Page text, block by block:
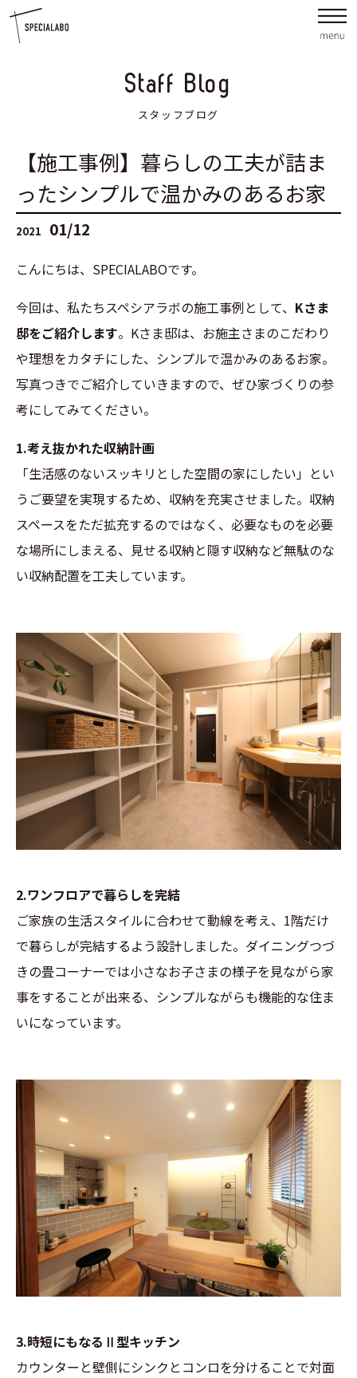
Staff Blog
スタッフブログ
【施工事例】暮らしの工夫が詰ま
ったシンプルで温かみのあるお家
2021 01/12
こんにちは、SPECIALABOです。
今回は、私たちスペシアラボの施工事例として、 Kさま
邸をご紹介します。Kさま邸は、お施主さまのこだわり
や理想をカタチにした、シンプルで温かみのあるお家。
写真つきでご紹介していきますので、ぜひ家づくりの参
考にしてみてください。
1.考え抜かれた収納計画
「生活感のないスッキリとした空間の家にしたい」とい
うご要望を実現するため、収納を充実させました。収納
スペースをただ拡充するのではなく、必要なものを必要
な場所にしまえる、見せる収納と隠す収納など無駄のな
い収納配置を工夫しています。
2.ワンフロアで暮らしを完結
ご家族の生活スタイルに合わせて動線を考え、1階だけ
で暮らしが完結するよう設計しました。ダイニングつづ
きの畳コーナーでは小さなお子さまの様子を見ながら家
事をすることが出来る、シンプルながらも機能的な住ま
いになっています。
3.時短にもなるⅡ型キッチン
カウンターと壁側にシンクとコンロを分けることで対面